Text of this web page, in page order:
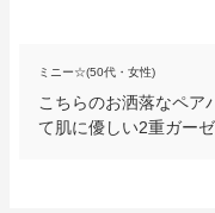
ミニー☆(50代・女性)
こちらのお洒落なペア
て肌に優しい2重ガー